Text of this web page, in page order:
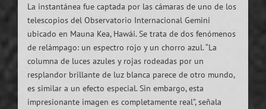
La instantánea fue captada por las cámaras de uno de los
telescopios del Observatorio Internacional Gemini
ubicado en Mauna Kea, Hawái. Se trata de dos fenómenos
de relámpago: un espectro rojo y un chorro azul. “La
columna de luces azules y rojas rodeadas por un
resplandor brillante de luz blanca parece de otro mundo,
es similar a un efecto especial. Sin embargo, esta
impresionante imagen es completamente real”, señala